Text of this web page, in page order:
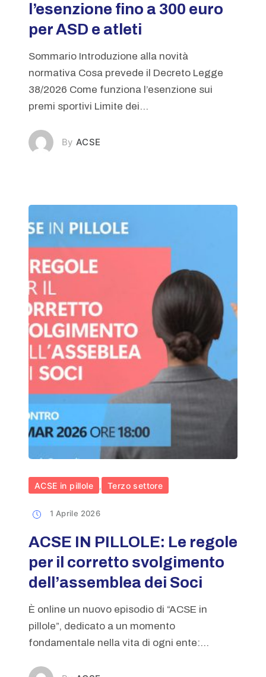
l’esenzione fino a 300 euro
per ASD e atleti
Sommario Introduzione alla novità
normativa Cosa prevede il Decreto Legge
38/2026 Come funziona l’esenzione sui
premi sportivi Limite dei...
ACSE
ACSE in pillole , Terzo settore
1 Aprile 2026
ACSE IN PILLOLE: Le regole
per il corretto svolgimento
dell’assemblea dei Soci
È online un nuovo episodio di “ACSE in
pillole”, dedicato a un momento
fondamentale nella vita di ogni ente:...